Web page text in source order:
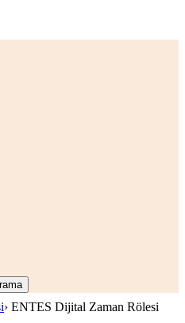
› ENTES Dijital Zaman Rölesi